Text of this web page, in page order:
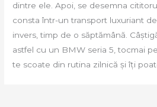
dintre ele. Apoi, se desemna
consta într-un transport luxuriant
invers, timp de o săptămână.
astfel cu un BMW seria 5, tocmai
te scoate din rutina zilnică și îți